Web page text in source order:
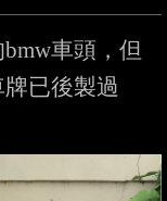
車頭，但